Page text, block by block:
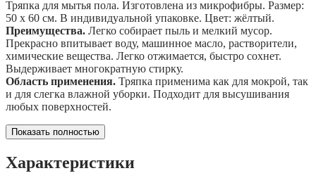
Тряпка для мытья пола. Изготовлена из микрофибры. Размер:
50 х 60 см. В индивидуальной упаковке. Цвет: жёлтый.
Преимущества. Легко собирает пыль и мелкий мусор.
Прекрасно впитывает воду, машинное масло, растворители,
химические вещества. Легко отжимается, быстро сохнет.
Выдерживает многократную стирку.
Область применения. Тряпка применима как для мокрой, так
и для слегка влажной уборки. Подходит для высушивания
любых поверхностей.
Показать полностью
Характеристики